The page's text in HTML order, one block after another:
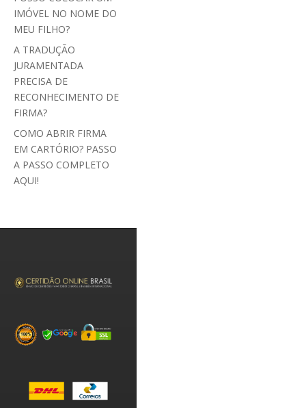
IMÓVEL NO NOME DO
MEU FILHO?
A TRADUÇÃO
JURAMENTADA
PRECISA DE
RECONHECIMENTO DE
FIRMA?
COMO ABRIR FIRMA
EM CARTÓRIO? PASSO
A PASSO COMPLETO
AQUI!